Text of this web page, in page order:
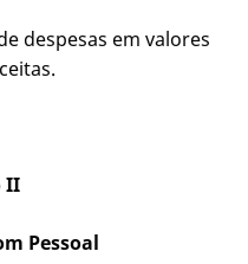
despesas em valores
II
Pessoal